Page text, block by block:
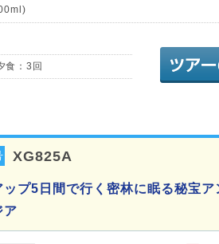
：3回
XG825A
プ5日間で行く密林に眠る秘宝ア
ア